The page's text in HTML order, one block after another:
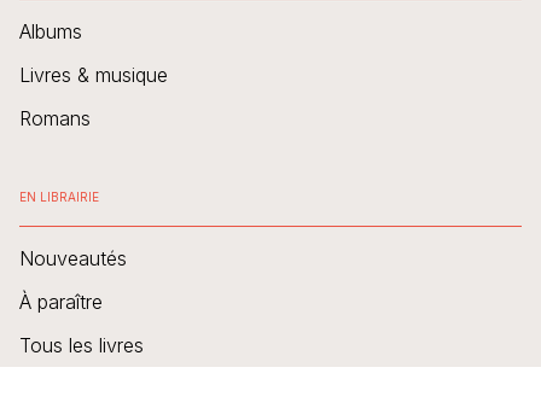
Albums
Livres & musique
Romans
EN LIBRAIRIE
Nouveautés
À paraître
Tous les livres